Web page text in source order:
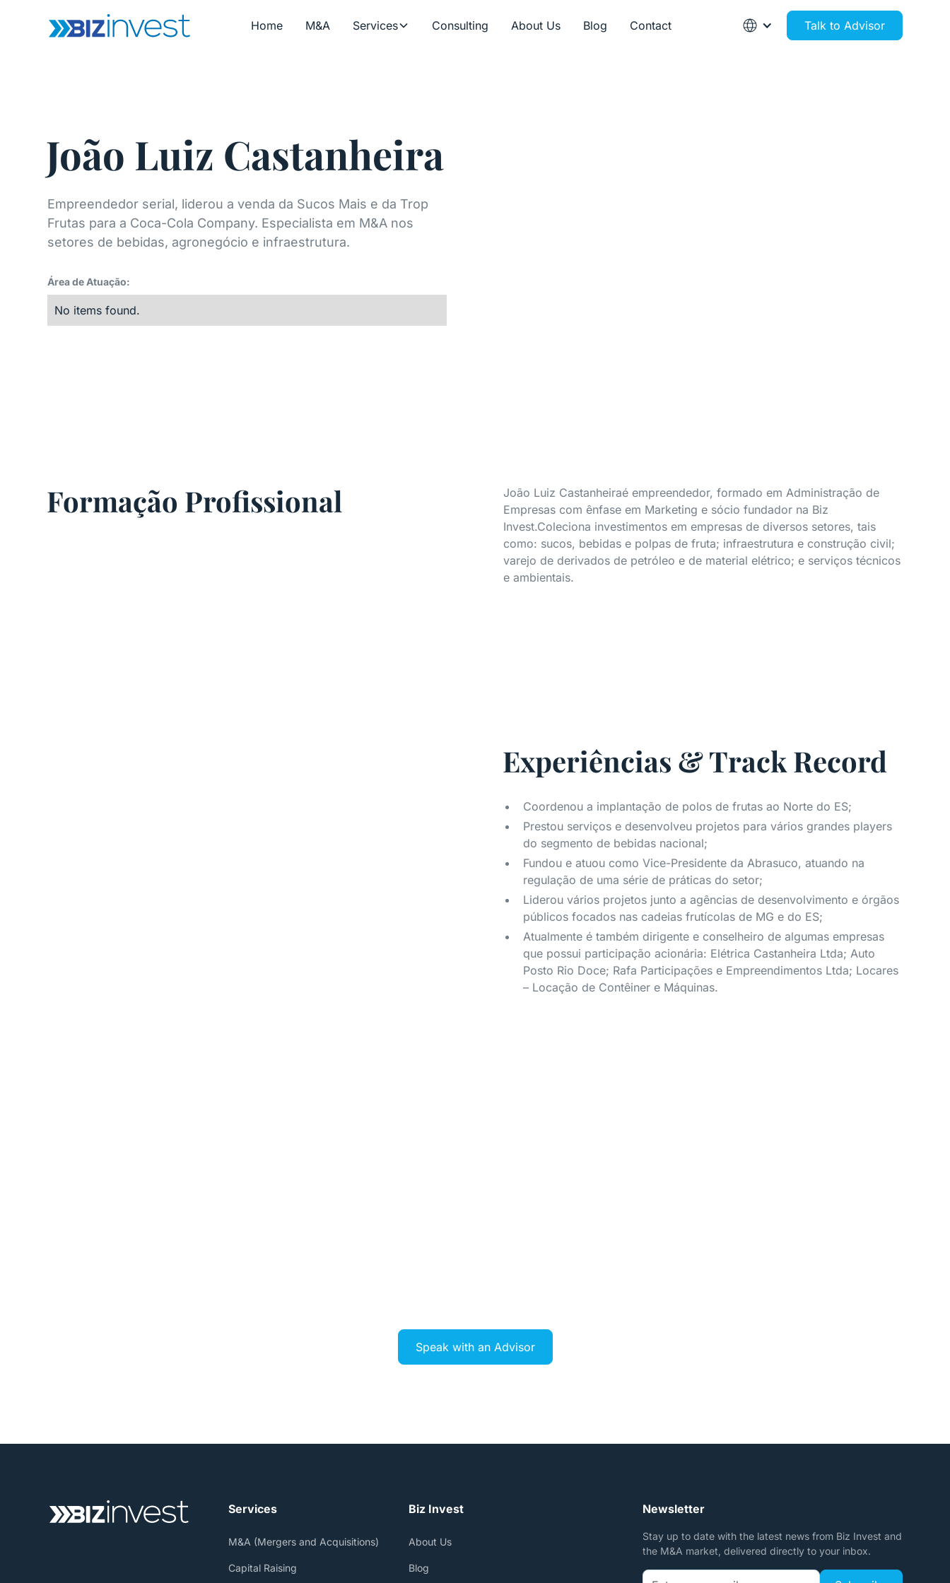
Home M&A Services Consulting About Us Blog Contact Talk to Advisor
João Luiz Castanheira
Empreendedor serial, liderou a venda da Sucos Mais e da Trop
Frutas para a Coca-Cola Company. Especialista em M&A nos
setores de bebidas, agronegócio e infraestrutura.
Área de Atuação:
No items found.
Formação Profissional
João Luiz Castanheiraé empreendedor, formado em Administração de
Empresas com ênfase em Marketing e sócio fundador na Biz
Invest.Coleciona investimentos em empresas de diversos setores, tais
como: sucos, bebidas e polpas de fruta; infraestrutura e construção civil;
varejo de derivados de petróleo e de material elétrico; e serviços técnicos
e ambientais.
Experiências & Track Record
Coordenou a implantação de polos de frutas ao Norte do ES;
Prestou serviços e desenvolveu projetos para vários grandes players
do segmento de bebidas nacional;
Fundou e atuou como Vice-Presidente da Abrasuco, atuando na
regulação de uma série de práticas do setor;
Liderou vários projetos junto a agências de desenvolvimento e órgãos
públicos focados nas cadeias frutícolas de MG e do ES;
Atualmente é também dirigente e conselheiro de algumas empresas
que possui participação acionária: Elétrica Castanheira Ltda; Auto
Posto Rio Doce; Rafa Participações e Empreendimentos Ltda; Locares
– Locação de Contêiner e Máquinas.
Speak with an Advisor
Services
M&A (Mergers and Acquisitions)
Capital Raising
Biz Invest
About Us
Blog
Newsletter
Stay up to date with the latest news from Biz Invest and
the M&A market, delivered directly to your inbox.